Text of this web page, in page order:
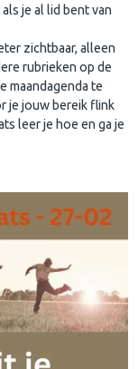
je al lid bent van
zichtbaar, alleen
rubrieken op de
maandagenda te
je jouw bereik flink
leer je hoe en ga je